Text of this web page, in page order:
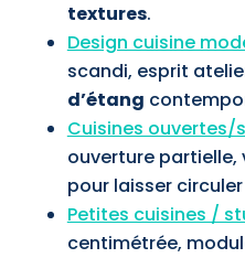
textures.
Design cuisine
scandi, esprit
d’étang
Cuisines ouvertes/
ouverture partielle,
pour laisser
Petites cuisines /
centimétrée,